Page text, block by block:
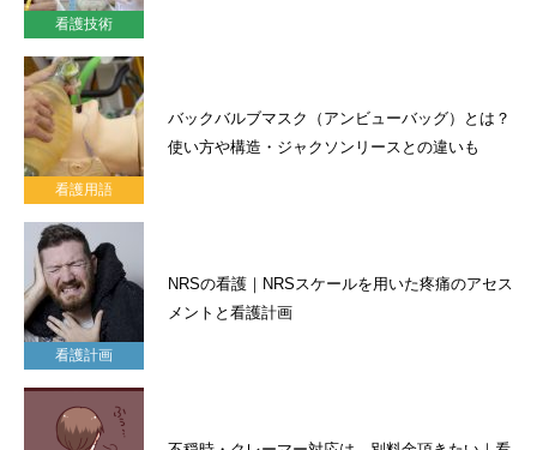
看護技術
看護用語
バックバルブマスク（アンビューバッグ）とは？
使い方や構造・ジャクソンリースとの違いも
看護計画
NRSの看護｜NRSスケールを用いた疼痛のアセス
メントと看護計画